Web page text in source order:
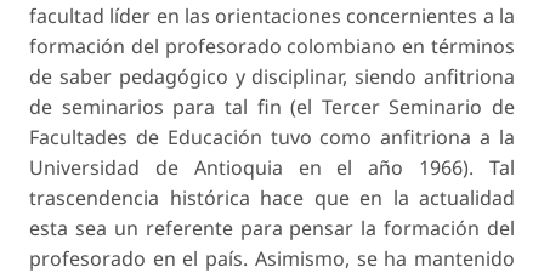
facultad líder en las orientaciones concernientes a la
formación del profesorado colombiano en términos
de saber pedagógico y disciplinar, siendo anfitriona
de seminarios para tal fin (el Tercer Seminario de
Facultades de Educación tuvo como anfitriona a la
Universidad de Antioquia en el año 1966). Tal
trascendencia histórica hace que en la actualidad
esta sea un referente para pensar la formación del
profesorado en el país. Asimismo, se ha mantenido